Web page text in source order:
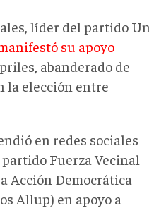
líder del partido Un
su apoyo
abanderado de
la elección entre
en redes sociales
Fuerza Vecinal
Acción Democrática
Allup) en apoyo a